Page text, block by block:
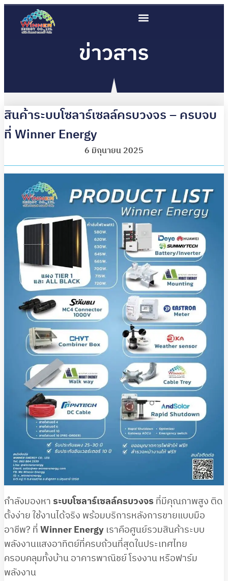
ข่าวสาร
สินค้าระบบโซลาร์เซลล์ครบวงจร – ครบจบ
ที่ Winner Energy
6 มิถุนายน 2025
กำลังมองหา ระบบโซลาร์เซลล์ครบวงจร ที่มีคุณภาพสูง ติด
ตั้งง่าย ใช้งานได้จริง พร้อมบริการหลังการขายแบบมือ
อาชีพ? ที่Winner Energy เราคือศูนย์รวมสินค้าระบบ
พลังงานแสงอาทิตย์ที่ครบถ้วนที่สุดในประเทศไทย
ครอบคลุมทั้งบ้าน อาคารพาณิชย์ โรงงาน หรือฟาร์ม
พลังงาน